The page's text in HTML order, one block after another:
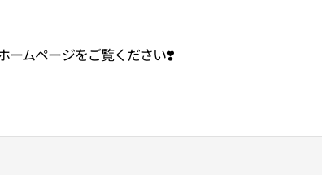
ームページをご覧ください❣️